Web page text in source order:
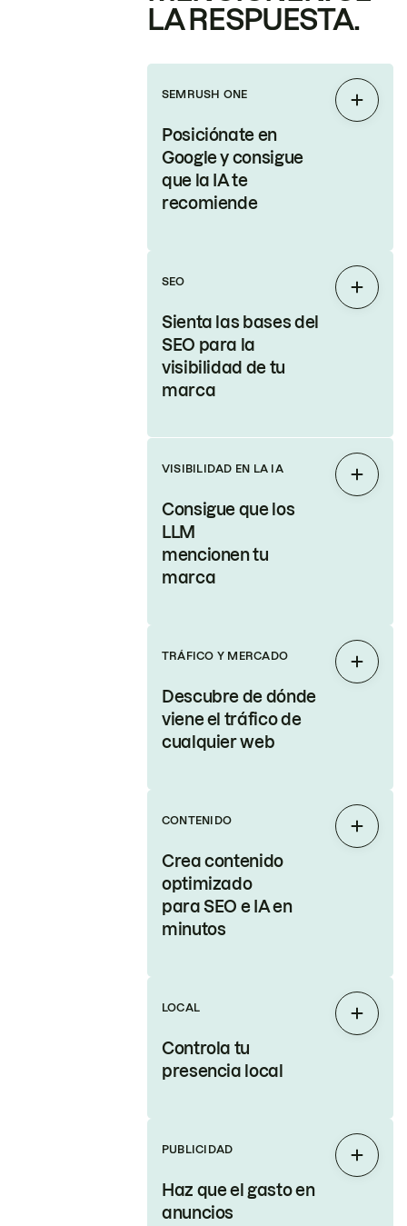
LA RESPUESTA.
SEMRUSH ONE
Posiciónate en
Google y consigue
que la IA te
recomiende
SEO
Sienta las bases del
SEO para la
visibilidad de tu
marca
VISIBILIDAD EN LA IA
Consigue que los
LLM
mencionen tu
marca
TRÁFICO Y MERCADO
Descubre de dónde
viene el tráfico de
cualquier web
CONTENIDO
Crea contenido
optimizado
para SEO e IA en
minutos
LOCAL
Controla tu
presencia local
PUBLICIDAD
Haz que el gasto en
anuncios